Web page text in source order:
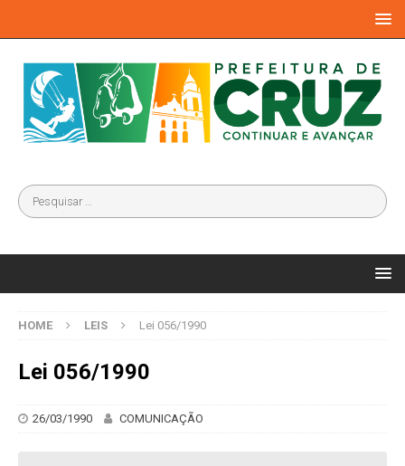
HOME LEIS Lei 056/1990
Lei 056/1990
26/03/1990 COMUNICAÇÃO